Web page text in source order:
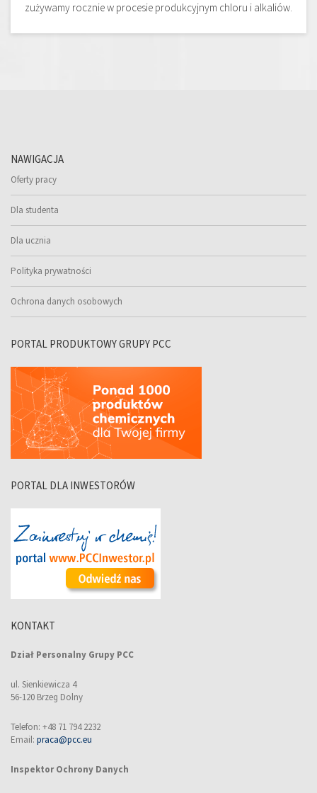
zużywamy rocznie w procesie produkcyjnym chloru i alkaliów.
NAWIGACJA
Oferty pracy
Dla studenta
Dla ucznia
Polityka prywatności
Ochrona danych osobowych
PORTAL PRODUKTOWY GRUPY PCC
PORTAL DLA INWESTORÓW
KONTAKT
Dział Personalny Grupy PCC
ul. Sienkiewicza 4
56-120 Brzeg Dolny
Telefon: +48 71 794 2232
Email: praca@pcc.eu
Inspektor Ochrony Danych